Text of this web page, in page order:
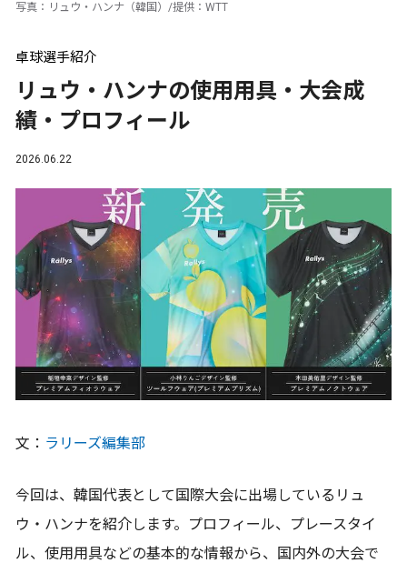
写真：リュウ・ハンナ（韓国）/提供：WTT
卓球選手紹介
リュウ・ハンナの使用用具・大会成
績・プロフィール
2026.06.22
文： ラリーズ編集部
今回は、韓国代表として国際大会に出場しているリュ
ウ・ハンナを紹介します。プロフィール、プレースタイ
ル、使用用具などの基本的な情報から、国内外の大会で